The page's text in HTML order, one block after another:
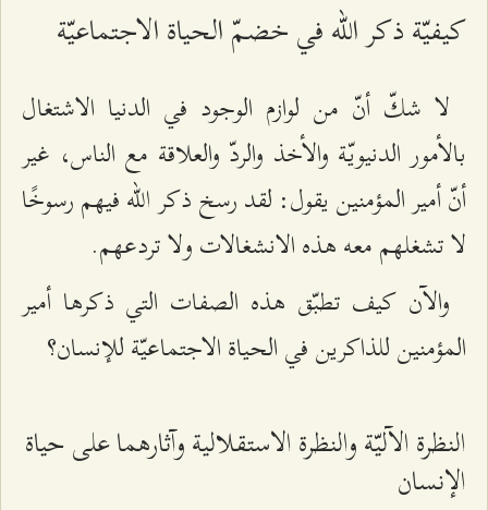
كيفيّة ذكر الله في خضمّ الحياة الاجتماعيّة
لا شكّ أنّ من لوازم الوجود في الدنيا الاشتغال
بالأمور الدنيويّة والأخذ والردّ والعلاقة مع الناس، غير
أنّ أمير المؤمنين يقول: لقد رسخ ذكر الله فيهم رسوخًا
لا تشغلهم معه هذه الانشغالات ولا تردعهم.
والآن كيف تطبّق هذه الصفات التي ذكرها أمير
المؤمنين للذاكرين في الحياة الاجتماعيّة للإنسان؟
النظرة الآليّة والنظرة الاستقلالية وآثارهما على حياة
الإنسان